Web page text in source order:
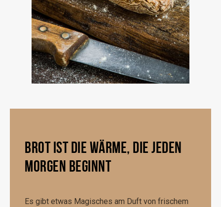
BROT IST DIE WÄRME, DIE JEDEN
MORGEN BEGINNT
Es gibt etwas Magisches am Duft von frischem